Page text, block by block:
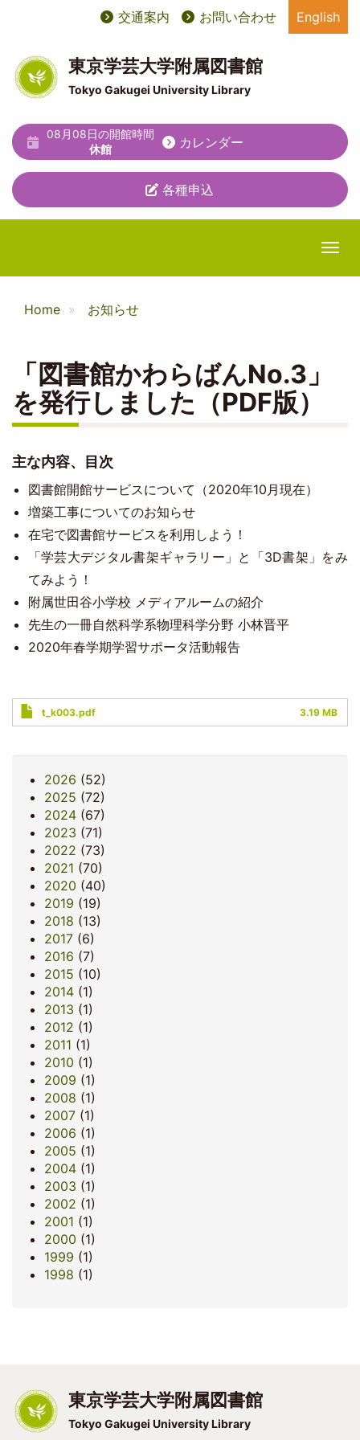
ツ
に
動
User
account
menu
ユ
ー
テ
ィ
リ
テ
ィ
メ
ュ
ー
交通案内 お問い合わせ English
東京学芸大学附属図書館
Tokyo Gakugei University Library
08月08日の開館時間
休館
カレンダー
各種申込
Home お知らせ
「図書館かわらばんNo.3」
を発行しました（PDF版）
主な内容、目次
図書館開館サービスについて（2020年10月現在）
増築工事についてのお知らせ
在宅で図書館サービスを利用しよう！
「学芸大デジタル書架ギャラリー」と「3D書架」をみ
てみよう！
附属世田谷小学校 メディアルームの紹介
先生の一冊自然科学系物理科学分野 小林晋平
2020年春学期学習サポータ活動報告
Document
t_k003.pdf 3.19 MB
2026 (52)
2025 (72)
2024(67)
2023 (71)
2022 (73)
2021 (70)
2020 (40)
2019 (19)
2018 (13)
2017(6)
2016 (7)
2015 (10)
2014(1)
2013 (1)
2012 (1)
2011 (1)
2010 (1)
2009 (1)
2008 (1)
2007(1)
2006 (1)
2005 (1)
2004(1)
2003 (1)
2002 (1)
2001 (1)
2000 (1)
1999 (1)
1998 (1)
東京学芸大学附属図書館
Tokyo Gakugei University Library